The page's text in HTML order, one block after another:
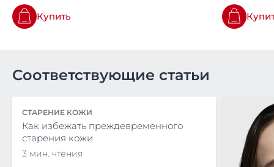
Купить
Соответствующие статьи
СТАРЕНИЕ КОЖИ
Как избежать преждевременного
старения кожи
3 мин. чтения